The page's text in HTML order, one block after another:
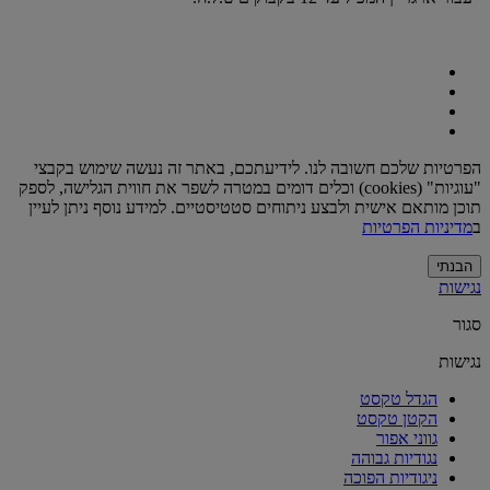
הפרטיות שלכם חשובה לנו. לידיעתכם, באתר זה נעשה שימוש בקבצי
"עוגיות" (cookies) וכלים דומים במטרה לשפר את חווית הגלישה, לספק
תוכן מותאם אישית ולבצע ניתוחים סטטיסטיים. למידע נוסף ניתן לעיין
במדיניות הפרטיות
הבנתי
נגישות
סגור
נגישות
הגדל טקסט
הקטן טקסט
גווני אפור
נגודיות גבוהה
ניגודיות הפוכה